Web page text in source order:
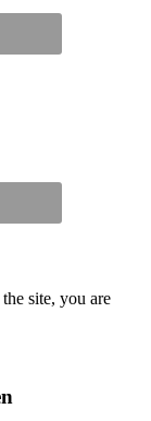
site, you are